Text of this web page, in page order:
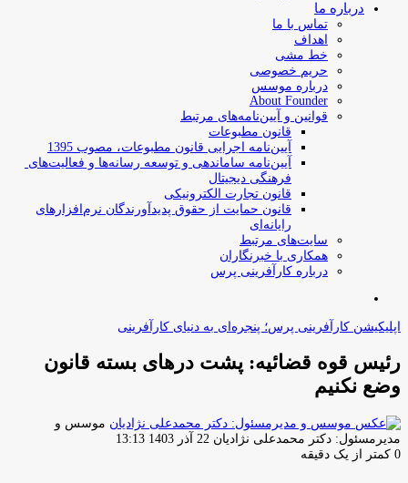
درباره ما
تماس با ما
اهداف
خط مشی
حریم خصوصی
درباره موسس
About Founder
قوانین و آیین‌نامه‌های مرتبط
‌قانون مطبوعات
آیین‌نامه اجرایی قانون مطبوعات، مصوب 1395
آیین‌نامه سامان­دهی و توسعه رسانه­‌ها و فعالیت‌­های
فرهنگی دیجیتال
قانون تجارت الکترونیکی
قانون حمایت از حقوق پدیدآورندگان نرم‌افزارهای
رایانه‌ای
سایت‌های مرتبط
همکاری با خبرنگاران
درباره کارآفرینی پرس
اپلیکیشن کارآفرینی پرس؛ پنجره‌ای به دنیای کارآفرینی
رئیس قوه قضائیه: پشت درهای بسته قانون
وضع نکنیم
موسس و
مدیرمسئول: دکتر محمدعلی نژادیان ارسال
22 آذر 1403 13:13
0 کمتر از یک دقیقه